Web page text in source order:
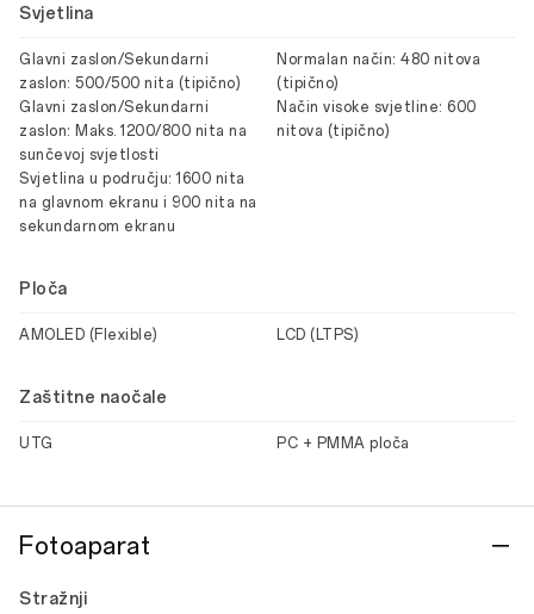
Svjetlina
Glavni zaslon/Sekundarni
zaslon: 500/500 nita (tipično)
Glavni zaslon/Sekundarni
zaslon: Maks. 1200/800 nita na
sunčevoj svjetlosti
Svjetlina u području: 1600 nita
na glavnom ekranu i 900 nita na
sekundarnom ekranu
Normalan način: 480 nitova
(tipično)
Način visoke svjetline: 600
nitova (tipično)
Ploča
AMOLED (Flexible) LCD (LTPS)
Zaštitne naočale
UTG PC + PMMA ploča
Fotoaparat
Stražnji